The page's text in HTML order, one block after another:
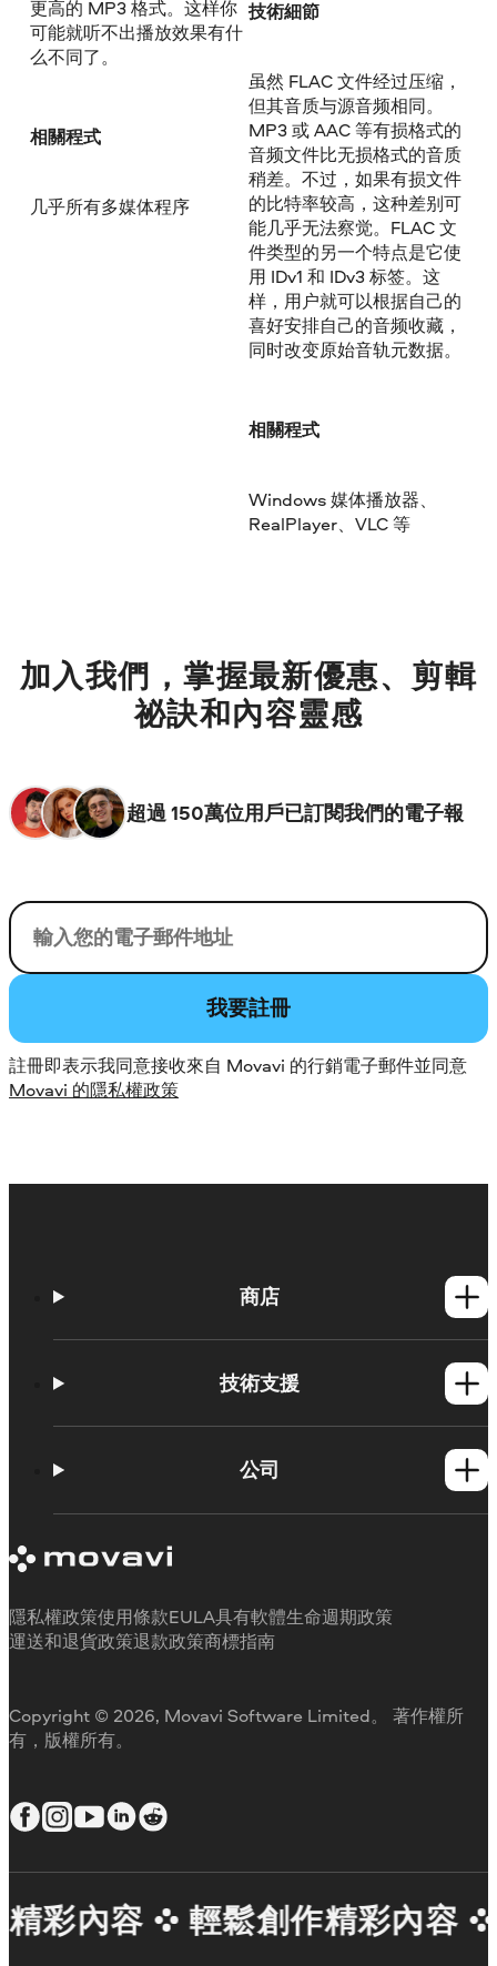
更高的 MP3 格式。这样你
可能就听不出播放效果有什
么不同了。
相關程式
几乎所有多媒体程序
技術細節
虽然 FLAC 文件经过压缩，
但其音质与源音频相同。
MP3 或 AAC 等有损格式的
音频文件比无损格式的音质
稍差。不过，如果有损文件
的比特率较高，这种差别可
能几乎无法察觉。FLAC 文
件类型的另一个特点是它使
用 IDv1 和 IDv3 标签。这
样，用户就可以根据自己的
喜好安排自己的音频收藏，
同时改变原始音轨元数据。
相關程式
Windows 媒体播放器、
RealPlayer、VLC 等
加入我們，掌握最新優惠、剪輯
祕訣和內容靈感
超過 150萬位用戶已訂閱我們的電子報
您的電子郵件
我要註冊
註冊即表示我同意接收來自 Movavi 的行銷電子郵件並同意
Movavi 的隱私權政策
商店
Mac產品
技術支援
學習平台
取消訂閱
退款
公司
客戶評價
為何要選擇我們
工作用
Copyright © 2026, Movavi Software Limited。 著作權所
有，版權所有。
隱私權政策使用條款EULA具有軟體生命週期政策
運送和退貨政策退款政策商標指南
彩內容 輕鬆創作精彩內容